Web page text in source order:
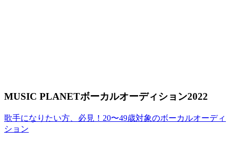
MUSIC PLANETボーカルオーディション2022
歌手になりたい方、必見！20〜49歳対象のボーカルオーディ
ション